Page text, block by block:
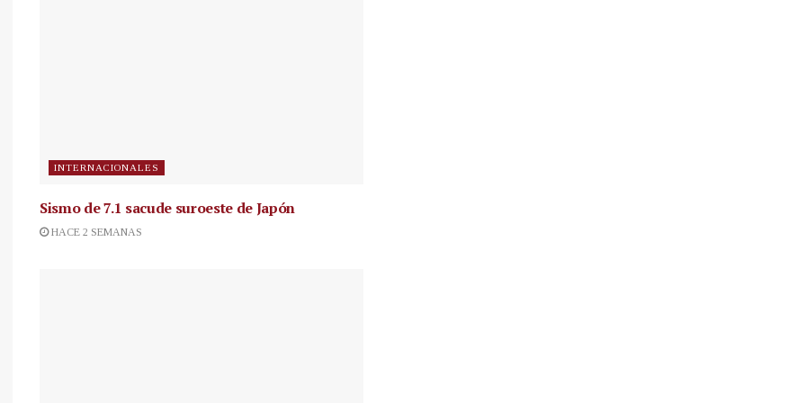
INTERNACIONALES
Sismo de 7.1 sacude suroeste de Japón
HACE 2 SEMANAS